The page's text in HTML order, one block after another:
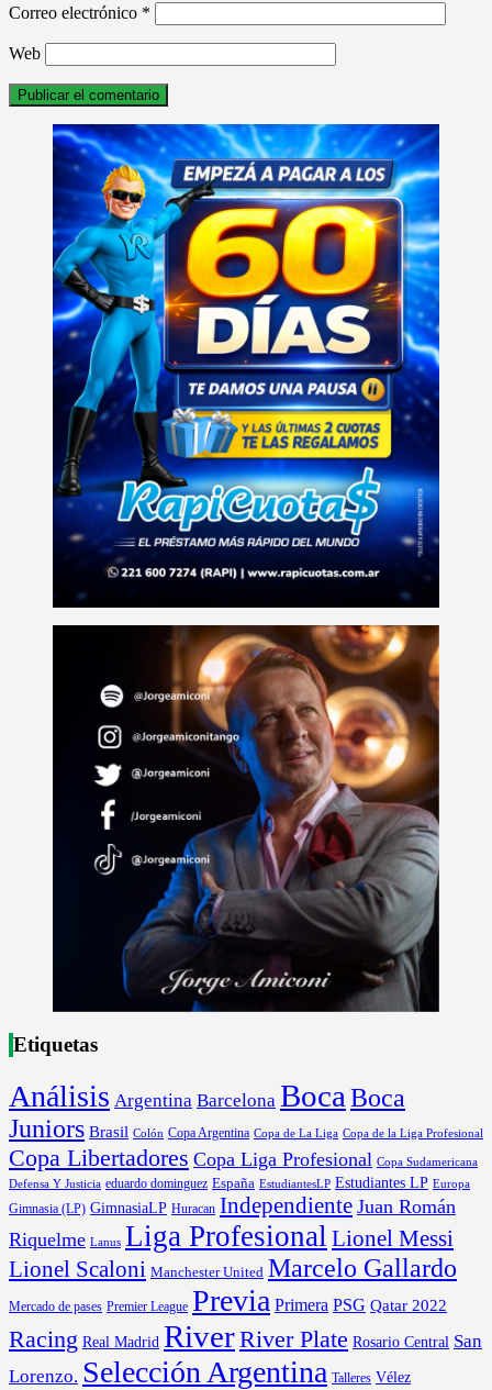
Correo electrónico *
Web
Etiquetas
Análisis Argentina Barcelona Boca Boca
Juniors Brasil Colón Copa Argentina Copa de La Liga Copa de la Liga Profesional
Copa Libertadores Copa Liga Profesional Copa Sudamericana
Defensa Y Justicia eduardo dominguez España EstudiantesLP Estudiantes LP Europa
Gimnasia (LP) GimnasiaLP Huracan Independiente Juan Román
Riquelme Lanus Liga Profesional Lionel Messi
Lionel Scaloni Manchester United Marcelo Gallardo
Mercado de pases Premier League Previa Primera PSG Qatar 2022
Racing Real Madrid RiverRiver Plate Rosario Central San
Lorenzo. Selección Argentina Talleres Vélez